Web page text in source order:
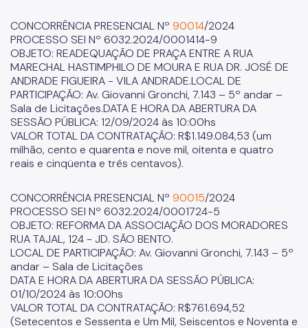
CONCORRÊNCIA PRESENCIAL Nº 90014/2024
PROCESSO SEI Nº 6032.2024/0001414-9
OBJETO: READEQUAÇÃO DE PRAÇA ENTRE A RUA
MARECHAL HASTIMPHILO DE MOURA E RUA DR. JOSÉ DE
ANDRADE FIGUEIRA - VILA ANDRADE.LOCAL DE
PARTICIPAÇÃO: Av. Giovanni Gronchi, 7.143 – 5º andar –
Sala de Licitações.DATA E HORA DA ABERTURA DA
SESSÃO PÚBLICA: 12/09/2024 às 10:00hs
VALOR TOTAL DA CONTRATAÇÃO: R$1.149.084,53 (um
milhão, cento e quarenta e nove mil, oitenta e quatro
reais e cinqüenta e três centavos).
CONCORRÊNCIA PRESENCIAL Nº 90015/2024
PROCESSO SEI Nº 6032.2024/0001724-5
OBJETO: REFORMA DA ASSOCIAÇÃO DOS MORADORES
RUA TAJAL, 124 - JD. SÃO BENTO.
LOCAL DE PARTICIPAÇÃO: Av. Giovanni Gronchi, 7.143 – 5º
andar – Sala de Licitações
DATA E HORA DA ABERTURA DA SESSÃO PÚBLICA:
01/10/2024 às 10:00hs
VALOR TOTAL DA CONTRATAÇÃO: R$761.694,52
(Setecentos e Sessenta e Um Mil, Seiscentos e Noventa e